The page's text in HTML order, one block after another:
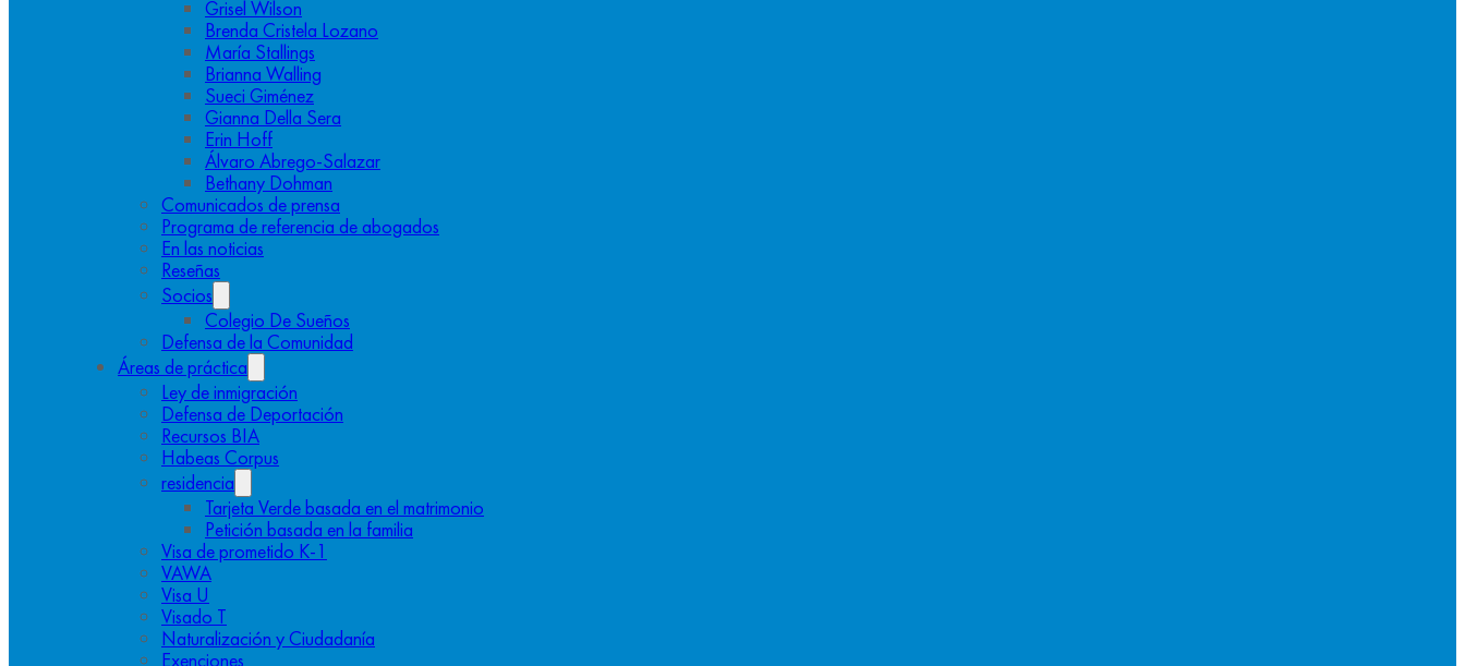
Grisel Wilson
Brenda Cristela Lozano
María Stallings
Brianna Walling
Sueci Giménez
Gianna Della Sera
Erin Hoff
Álvaro Abrego-Salazar
Bethany Dohman
Comunicados de prensa
Programa de referencia de abogados
En las noticias
Reseñas
Socios
Colegio De Sueños
Defensa de la Comunidad
Áreas de práctica
Ley de inmigración
Defensa de Deportación
Recursos BIA
Habeas Corpus
residencia
Tarjeta Verde basada en el matrimonio
Petición basada en la familia
Visa de prometido K-1
VAWA
Visa U
Visado T
Naturalización y Ciudadanía
Exenciones